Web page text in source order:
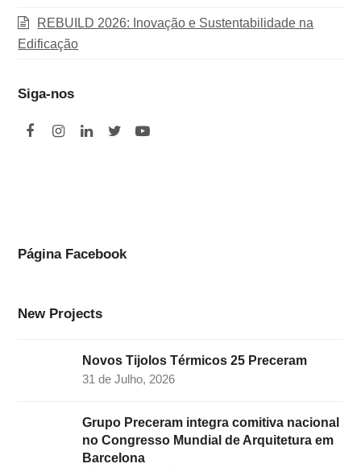
REBUILD 2026: Inovação e Sustentabilidade na
Edificação
Siga-nos
o
I
g
m
L
d
e
Página Facebook
New Projects
Novos Tijolos Térmicos 25 Preceram
31 de Julho, 2026
Grupo Preceram integra comitiva nacional
no Congresso Mundial de Arquitetura em
Barcelona